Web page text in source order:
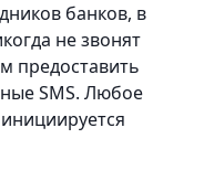
банков, в
не звонят
предоставить
SMS. Любое